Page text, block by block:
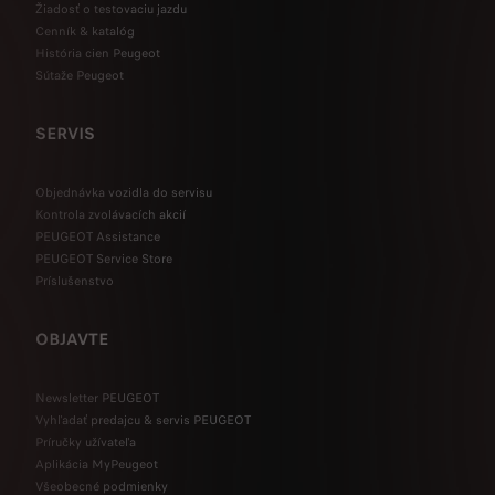
Žiadosť o testovaciu jazdu
Cenník & katalóg
História cien Peugeot
Sútaže Peugeot
SERVIS
Objednávka vozidla do servisu
Kontrola zvolávacích akcií
PEUGEOT Assistance
PEUGEOT Service Store
Príslušenstvo
OBJAVTE
Newsletter PEUGEOT
Vyhľadať predajcu & servis PEUGEOT
Príručky užívateľa
Aplikácia MyPeugeot
Všeobecné podmienky